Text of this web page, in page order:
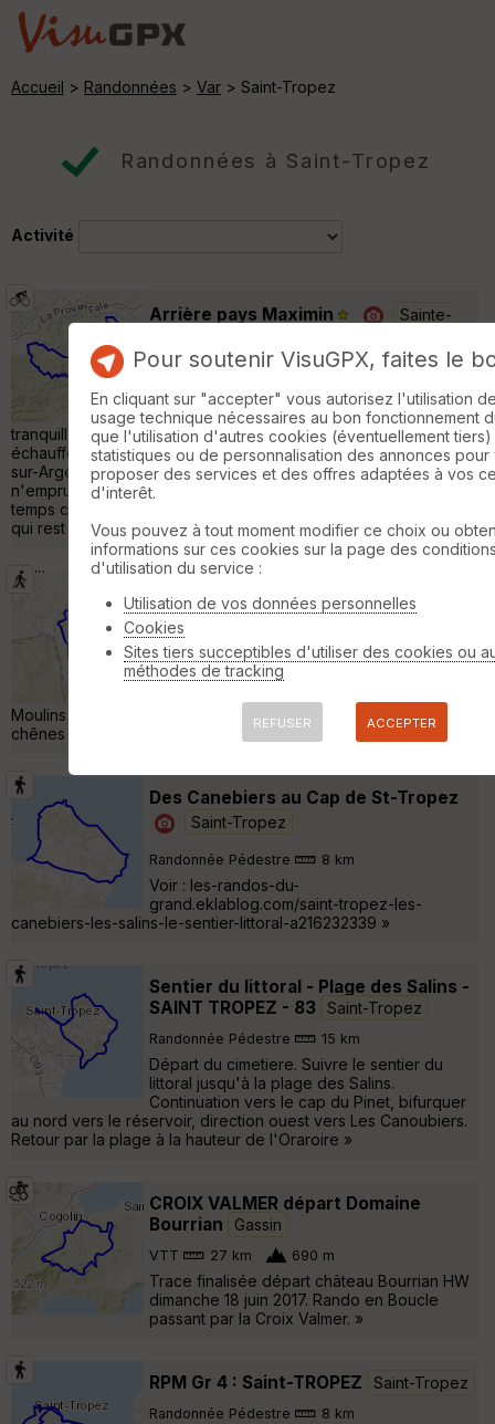
Accueil > Randonnées > Var > Saint-Tropez
Randonnées à Saint-Tropez
Activité
Arrière pays Maximin
Sainte-
Cyclotourisme 90 km 1000 m
Voilà une boucle qui vous fera découvrir
l'arrière pays Maximin par des petites routes
tranquilles et des paysages à couper le souffle. Après un petit
échauffement le long du littoral, vous rejoindrez Roquebrune-
sur-Argens via le col de Bougnon. Passé ce point vous
n'emprunterez que des routes désertes : dans un premier
temps celle du col de Valdingarde au revêtement abimé mais
qui rest »
moulins de Paillas / ramatuelle
Ramatuelle
Marche Sportive 6 km 220 m
Belle sortie au départ de Ramatuelle avec
Moulins de Paillas, redescente par un chemin traversant les
chênes liège et retour au bourg...... »
Des Canebiers au Cap de St-Tropez
Saint-Tropez
Randonnée Pédestre 8 km
Voir : les-randos-du-
grand.eklablog.com/saint-tropez-les-
canebiers-les-salins-le-sentier-littoral-a216232339 »
Sentier du littoral - Plage des Salins -
SAINT TROPEZ - 83
Saint-Tropez
Randonnée Pédestre 15 km
Départ du cimetiere. Suivre le sentier du
littoral jusqu'à la plage des Salins.
Continuation vers le cap du Pinet, bifurquer
au nord vers le réservoir, direction ouest vers Les Canoubiers.
Retour par la plage à la hauteur de l'Oraroire »
CROIX VALMER départ Domaine
Bourrian
Gassin
VTT 27 km 690 m
Trace finalisée départ château Bourrian HW
dimanche 18 juin 2017. Rando en Boucle
passant par la Croix Valmer. »
RPM Gr 4 : Saint-TROPEZ Saint-Tropez
Randonnée Pédestre 8 km
Pour soutenir VisuGPX, faites le
En cliquant sur "accepter" vous autorisez l'utilisation
usage technique nécessaires au bon fonctionnement
que l'utilisation d'autres cookies (éventuellement
statistiques ou de personnalisation des annonces pour
proposer des services et des offres adaptées à vos
d'interêt.
Vous pouvez à tout moment modifier ce choix ou
informations sur ces cookies sur la page des
d'utilisation du service :
Utilisation de vos données personnelles
Cookies
Sites tiers succeptibles d'utiliser des cookies ou
méthodes de tracking
REFUSER ACCEPTER